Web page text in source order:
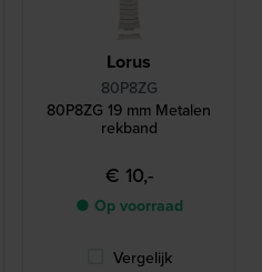
Lorus
80P8ZG
80P8ZG 19 mm Metalen
rekband
€ 10,-
● Op voorraad
Vergelijk